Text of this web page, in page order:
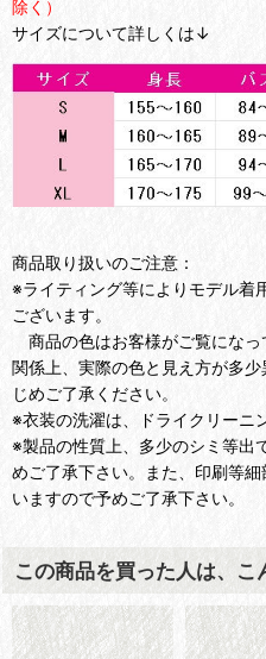
除く）
サイズについて詳しくは↓
商品取り扱いのご注意：
※ライティング等によりモデル着
ございます。
商品の色はお客様がご覧にな
関係上、実際の色と見え方が多
じめご了承ください。
※衣装の洗濯は、ドライクリーニ
※製品の性質上、多少のシミ等出
めご了承下さい。また、印刷等
いますので予めご了承下さい。
この商品を買った人は、